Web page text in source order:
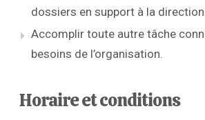
dossiers en support à la
Accomplir toute autre tâche
besoins de l’organisation.
Horaire et conditions